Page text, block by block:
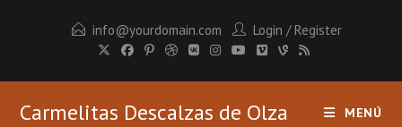
info@yourdomain.com Login /Register
Carmelitas Descalzas de Olza MENÚ